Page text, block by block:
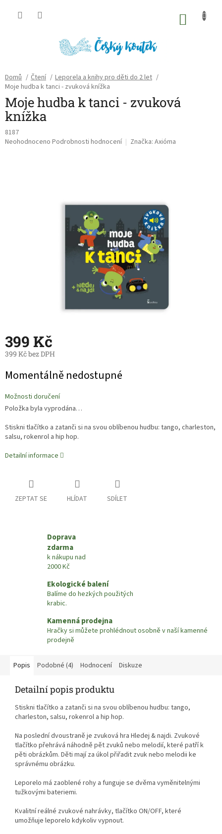
Domů / Čtení / Leporela a knihy pro děti do 2 let /
Moje hudba k tanci - zvuková knížka
Moje hudba k tanci - zvuková
knížka
8187
Průměrné
Neohodnoceno Podrobnosti hodnocení Značka: Axióma
399 Kč
399 Kč bez DPH
cena:
Momentálně nedostupné
Možnosti doručení
Položka byla vyprodána…
Stiskni tlačítko a zatanči si na svou oblíbenou hudbu: tango, charleston,
salsu, rokenrol a hip hop.
Detailní informace
ZEPTAT SE HLÍDAT SDÍLET
Doprava
zdarma
k nákupu nad
2000 Kč
Ekologické balení
Balíme do hezkých použitých
krabic.
Kamenná prodejna
Hračky si můžete prohlédnout osobně v naší kamenné
prodejně
Popis Podobné (4) Hodnocení Diskuze
Detailní popis produktu
Stiskni tlačítko a zatanči si na svou oblíbenou hudbu: tango,
charleston, salsu, rokenrol a hip hop.
Na poslední dvoustraně je zvuková hra Hledej & najdi. Zvukové
tlačítko přehrává náhodně pět zvuků nebo melodií, které patří k
pěti obrázkům. Děti mají za úkol přiřadit zvuk nebo melodii ke
správnému obrázku.
Leporelo má zaoblené rohy a funguje se dvěma vyměnitelnými
tužkovými bateriemi.
Kvalitní reálné zvukové nahrávky, tlačítko ON/OFF, které
umožňuje leporelo kdykoliv vypnout.